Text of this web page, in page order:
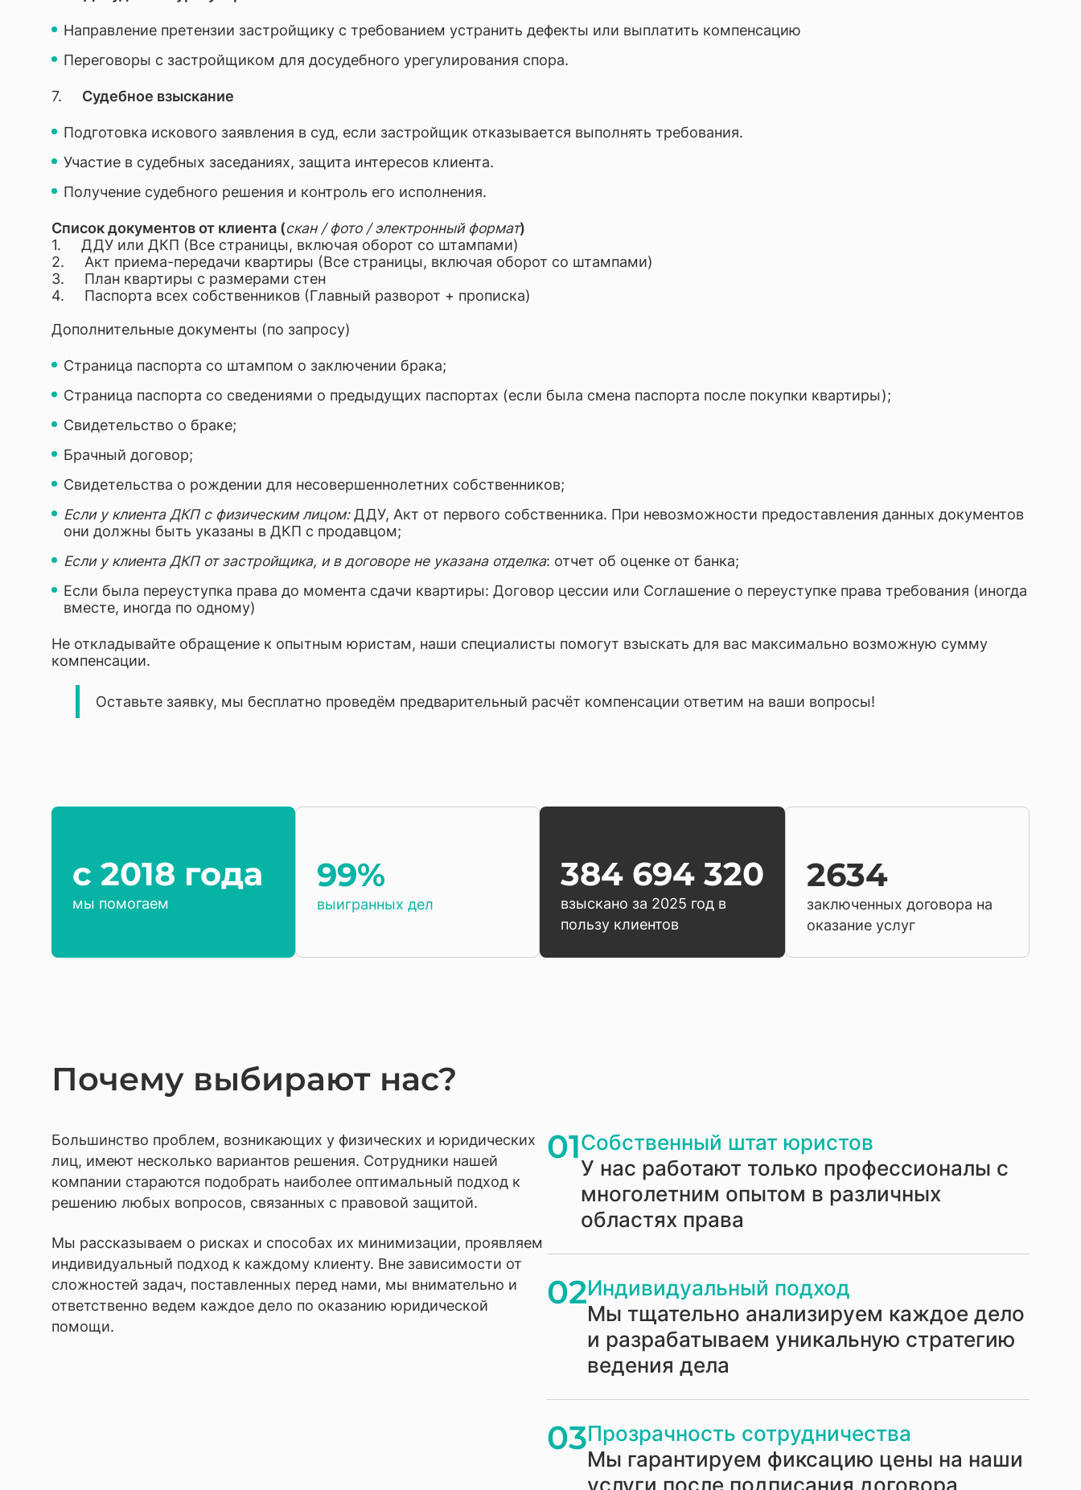
Направление претензии застройщику с требованием устранить дефекты или выплатить компенсацию
Переговоры с застройщиком для досудебного урегулирования спора.
7. Судебное взыскание
Подготовка искового заявления в суд, если застройщик отказывается выполнять требования.
Участие в судебных заседаниях, защита интересов клиента.
Получение судебного решения и контроль его исполнения.
Список документов от клиента (скан / фото / электронный формат)
1. ДДУ или ДКП (Все страницы, включая оборот со штампами)
2. Акт приема-передачи квартиры (Все страницы, включая оборот со штампами)
3. План квартиры с размерами стен
4. Паспорта всех собственников (Главный разворот + прописка)
Дополнительные документы (по запросу)
Страница паспорта со штампом о заключении брака;
Страница паспорта со сведениями о предыдущих паспортах (если была смена паспорта после покупки квартиры);
Свидетельство о браке;
Брачный договор;
Свидетельства о рождении для несовершеннолетних собственников;
Если у клиента ДКП с физическим лицом:ДДУ, Акт от первого собственника. При невозможности предоставления данных документов
они должны быть указаны в ДКП с продавцом;
Если у клиента ДКП от застройщика, и в договоре не указана отделка: отчет об оценке от банка;
Если была переуступка права до момента сдачи квартиры: Договор цессии или Соглашение о переуступке права требования (иногда
вместе, иногда по одному)
Не откладывайте обращение к опытным юристам, наши специалисты помогут взыскать для вас максимально возможную сумму
компенсации.
Оставьте заявку, мы бесплатно проведём предварительный расчёт компенсации ответим на ваши вопросы!
c 2018 года
мы помогаем
99%
выигранных дел
384 694 320
взыскано за 2025 год в
пользу клиентов
2634
заключенных договора на
оказание услуг
Почему выбирают нас?
Большинство проблем, возникающих у физических и юридических
лиц, имеют несколько вариантов решения. Сотрудники нашей
компании стараются подобрать наиболее оптимальный подход к
решению любых вопросов, связанных с правовой защитой.
Мы рассказываем о рисках и способах их минимизации, проявляем
индивидуальный подход к каждому клиенту. Вне зависимости от
сложностей задач, поставленных перед нами, мы внимательно и
ответственно ведем каждое дело по оказанию юридической
помощи.
01Собственный штат юристов
У нас работают только профессионалы с
многолетним опытом в различных
областях права
02Индивидуальный подход
Мы тщательно анализируем каждое дело
и разрабатываем уникальную стратегию
ведения дела
03Прозрачность сотрудничества
Мы гарантируем фиксацию цены на наши
услуги после подписания договора